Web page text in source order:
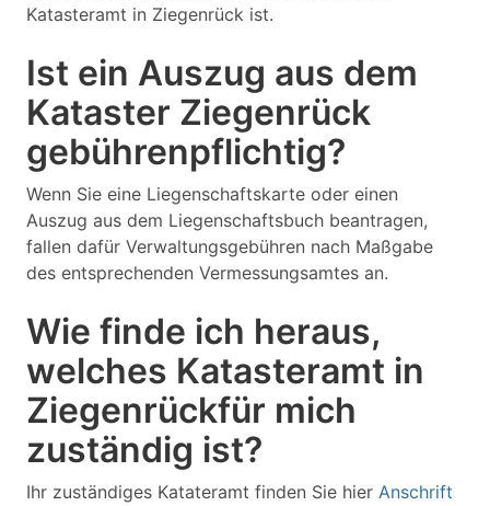
Katasteramt in Ziegenrück ist.
Ist ein Auszug aus dem
Kataster Ziegenrück
gebührenpflichtig?
Wenn Sie eine Liegenschaftskarte oder einen
Auszug aus dem Liegenschaftsbuch beantragen,
fallen dafür Verwaltungsgebühren nach Maßgabe
des entsprechenden Vermessungsamtes an.
Wie finde ich heraus,
welches Katasteramt in
Ziegenrückfür mich
zuständig ist?
Ihr zuständiges Katateramt finden Sie hier Anschrift